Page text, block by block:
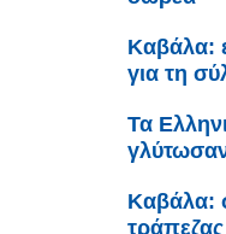
Καβάλα:
για τη
Τα
Καβάλα:
τράπεζας